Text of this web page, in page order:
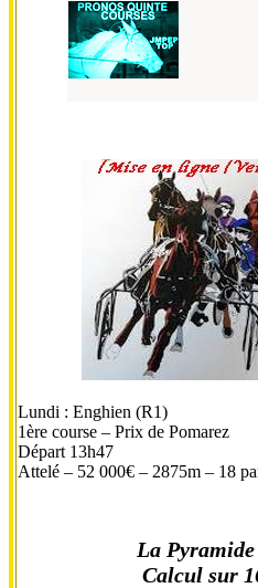
Lundi : Enghien (R1)
1ère course – Prix de Pomarez
Départ 13h47
Attelé – 52 000€ – 2875m – 18
La
Calcul sur